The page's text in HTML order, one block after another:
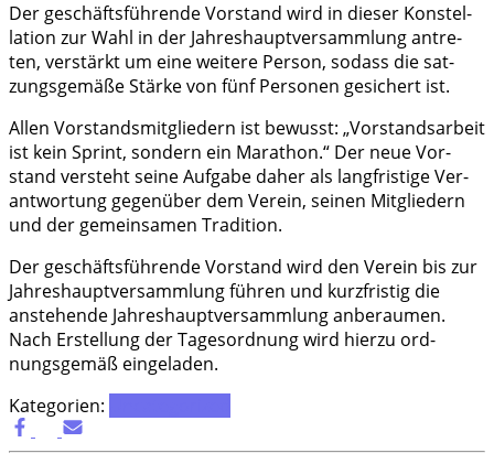
Der geschäfts­füh­ren­de Vor­stand wird in die­ser Kon­stel­
la­ti­on zur Wahl in der Jah­res­haupt­ver­samm­lung antre­
ten, ver­stärkt um eine wei­te­re Per­son, sodass die sat­
zungs­ge­mä­ße Stär­ke von fünf Per­so­nen gesi­chert ist.
Allen Vor­stands­mit­glie­dern ist bewusst: „Vor­stands­ar­beit
ist kein Sprint, son­dern ein Mara­thon.“ Der neue Vor­
stand ver­steht sei­ne Auf­ga­be daher als lang­fris­ti­ge Ver­
ant­wor­tung gegen­über dem Ver­ein, sei­nen Mit­glie­dern
und der gemein­sa­men Tradition.
Der geschäfts­füh­ren­de Vor­stand wird den Ver­ein bis zur
Jah­res­haupt­ver­samm­lung füh­ren und kurz­fris­tig die
anste­hen­de Jah­res­haupt­ver­samm­lung anbe­rau­men.
Nach Erstel­lung der Tages­ord­nung wird hier­zu ord­
nungs­ge­mäß eingeladen.
Kategorien: